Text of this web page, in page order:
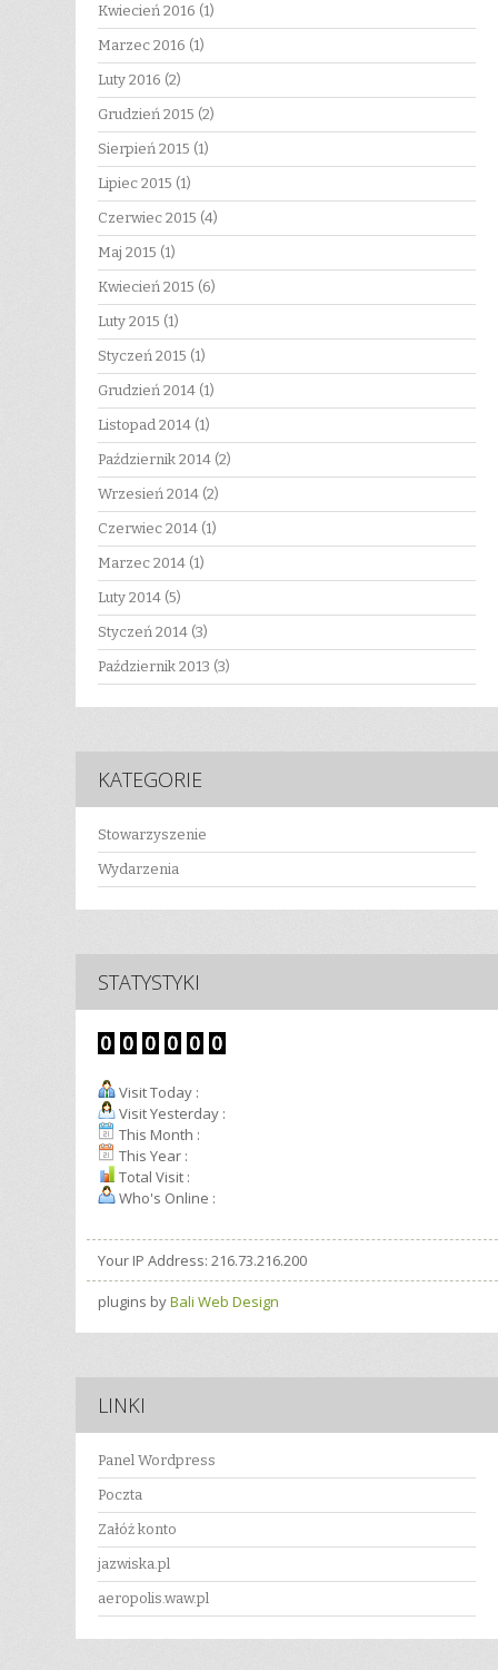
Kwiecień 2016 (1)
Marzec 2016 (1)
Luty 2016 (2)
Grudzień 2015 (2)
Sierpień 2015 (1)
Lipiec 2015 (1)
Czerwiec 2015 (4)
Maj 2015 (1)
Kwiecień 2015 (6)
Luty 2015 (1)
Styczeń 2015 (1)
Grudzień 2014 (1)
Listopad 2014 (1)
Październik 2014 (2)
Wrzesień 2014 (2)
Czerwiec 2014 (1)
Marzec 2014 (1)
Luty 2014 (5)
Styczeń 2014 (3)
Październik 2013 (3)
KATEGORIE
Stowarzyszenie
Wydarzenia
STATYSTYKI
Visit Today :
Visit Yesterday :
This Month :
This Year :
Total Visit :
Who's Online :
Your IP Address: 216.73.216.200
plugins byBali Web Design
LINKI
Panel Wordpress
Poczta
Załóż konto
jazwiska.pl
aeropolis.waw.pl